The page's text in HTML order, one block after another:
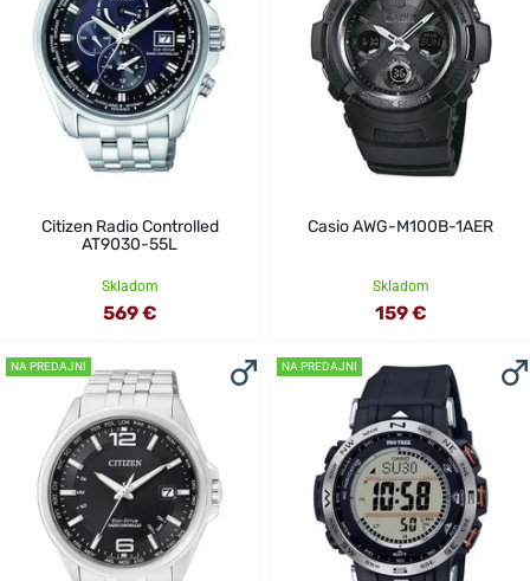
Citizen Radio Controlled
AT9030-55L
Skladom
569 €
Casio AWG-M100B-1AER
Skladom
159 €
NA PREDAJNI NA PREDAJNI